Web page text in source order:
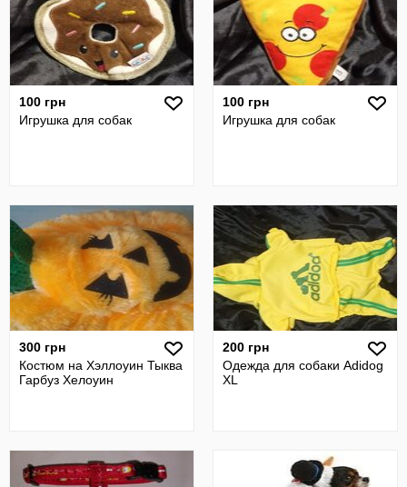
100 грн
Игрушка для собак
100 грн
Игрушка для собак
300 грн
Костюм на Хэллоуин Тыква
Гарбуз Хелоуин
200 грн
Одежда для собаки Adidog
XL